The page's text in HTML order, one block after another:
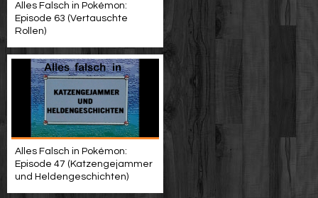
Alles Falsch in Pokémon:
Episode 63 (Vertauschte
Rollen)
Alles Falsch in Pokémon:
Episode 47 (Katzengejammer
und Heldengeschichten)